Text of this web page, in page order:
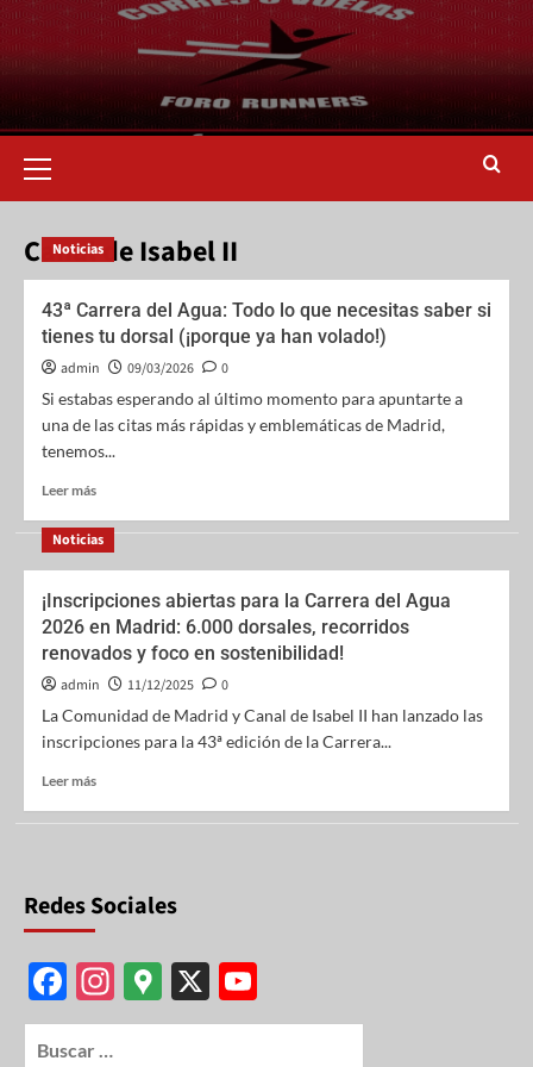
Canal de Isabel II
Noticias
43ª Carrera del Agua: Todo lo que necesitas saber si
tienes tu dorsal (¡porque ya han volado!)
admin 09/03/2026
0
Si estabas esperando al último momento para apuntarte a
una de las citas más rápidas y emblemáticas de Madrid,
tenemos...
Leer más
Noticias
¡Inscripciones abiertas para la Carrera del Agua
2026 en Madrid: 6.000 dorsales, recorridos
renovados y foco en sostenibilidad!
admin 11/12/2025
0
La Comunidad de Madrid y Canal de Isabel II han lanzado las
inscripciones para la 43ª edición de la Carrera...
Leer más
Redes Sociales
F
ac
e
In
st
G
o
X
o